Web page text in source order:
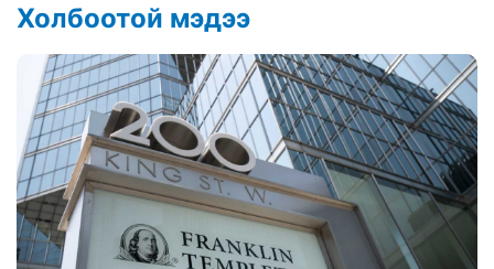
Холбоотой мэдээ